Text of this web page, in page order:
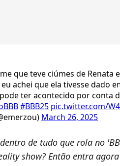
que teve ciúmes de Renata
achei que ela tivesse dado
ter acontecido por conta
#BBB25 pic.twitter.com/
March 26, 2025
de tudo que rola no
show? Então entra